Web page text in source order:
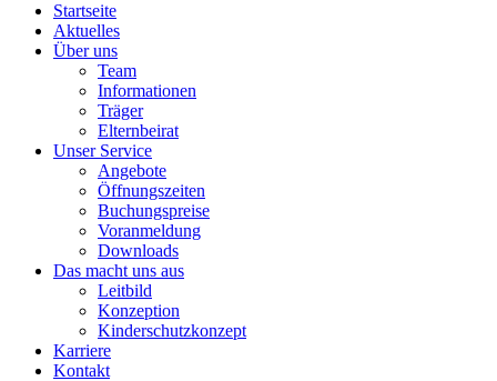
Startseite
Aktuelles
Über uns
Team
Informationen
Träger
Elternbeirat
Unser Service
Angebote
Öffnungszeiten
Buchungspreise
Voranmeldung
Downloads
Das macht uns aus
Leitbild
Konzeption
Kinderschutzkonzept
Karriere
Kontakt